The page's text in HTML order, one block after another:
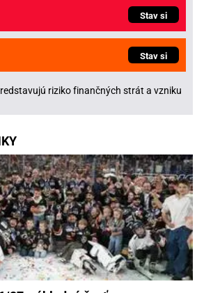
Stav si
Stav si
riziko finančných strát a vzniku